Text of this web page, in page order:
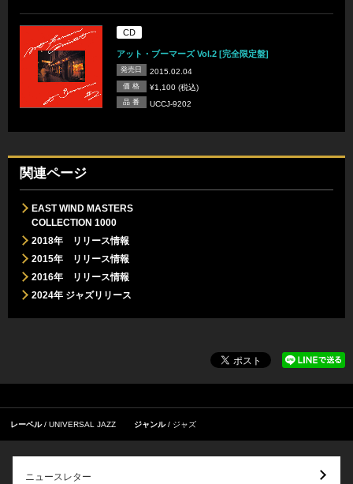
CD
アット・ブーマーズ Vol.2 [完全限定盤]
発売日 2015.02.04
価 格 ¥1,100 (税込)
品 番 UCCJ-9202
関連ページ
EAST WIND MASTERS
COLLECTION 1000
2018年 リリース情報
2015年 リリース情報
2016年 リリース情報
2024年 ジャズリリース
レーベル UNIVERSAL JAZZ ジャンル ジャズ
ニュースレター